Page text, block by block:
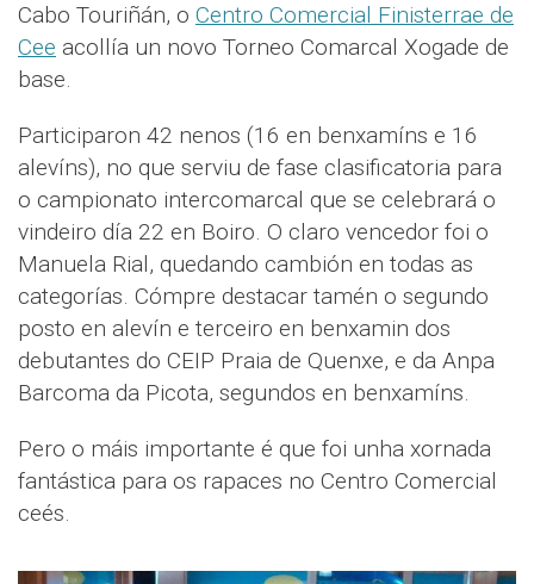
Cabo Touriñán, o Centro Comercial Finisterrae de
Cee acollía un novo Torneo Comarcal Xogade de
base.
Participaron 42 nenos (16 en benxamíns e 16
alevíns), no que serviu de fase clasificatoria para
o campionato intercomarcal que se celebrará o
vindeiro día 22 en Boiro. O claro vencedor foi o
Manuela Rial, quedando cambión en todas as
categorías. Cómpre destacar tamén o segundo
posto en alevín e terceiro en benxamin dos
debutantes do CEIP Praia de Quenxe, e da Anpa
Barcoma da Picota, segundos en benxamíns.
Pero o máis importante é que foi unha xornada
fantástica para os rapaces no Centro Comercial
ceés.